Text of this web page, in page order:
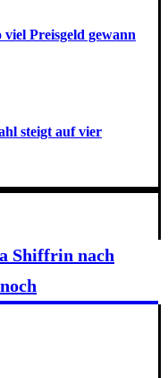
Preisgeld gewann
steigt auf vier
Shiffrin nach